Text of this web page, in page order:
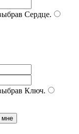
Сердце.
Ключ.